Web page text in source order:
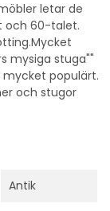
letar de
och 60-talet.
mysiga stuga""
mycket populärt.
och stugor
Antik